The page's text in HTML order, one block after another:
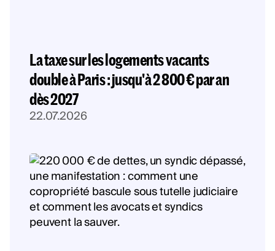
La taxe sur les logements vacants
double à Paris : jusqu'à 2 800 € par an
dès 2027
22.07.2026